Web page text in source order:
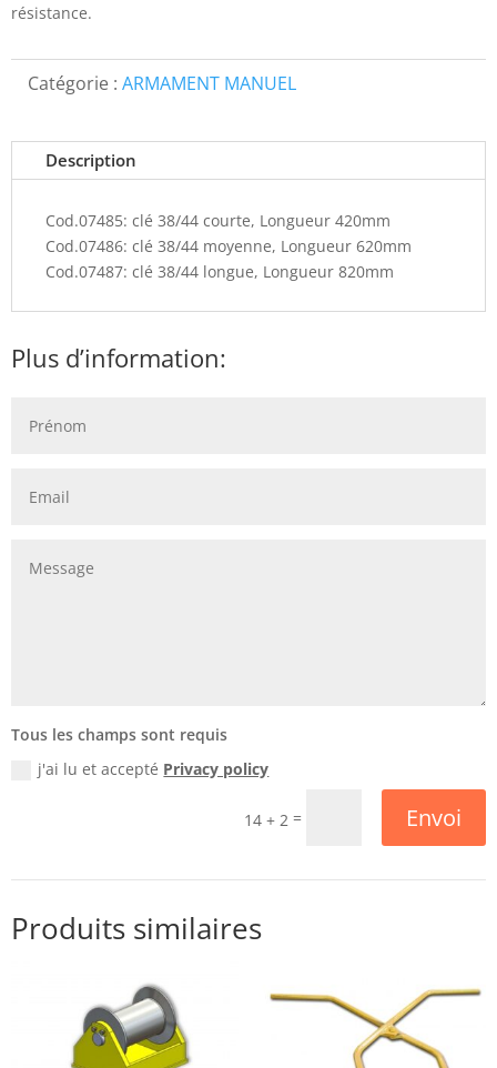
résistance.
Catégorie : ARMAMENT MANUEL
Description
Cod.07485: clé 38/44 courte, Longueur 420mm
Cod.07486: clé 38/44 moyenne, Longueur 620mm
Cod.07487: clé 38/44 longue, Longueur 820mm
Plus d’information:
Tous les champs sont requis
j'ai lu et accepté Privacy policy
14 + 2 = Envoi
Produits similaires